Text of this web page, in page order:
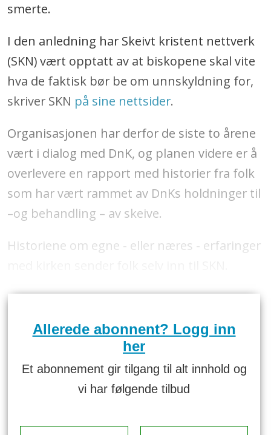
smerte.
I den anledning har Skeivt kristent nettverk
(SKN) vært opptatt av at biskopene skal vite
hva de faktisk bør be om unnskyldning for,
skriver SKN på sine nettsider.
Organisasjonen har derfor de siste to årene
vært i dialog med DnK, og planen videre er å
overlevere en rapport med historier fra folk
som har vært rammet av DnKs holdninger til
–og behandling – av skeive.
Historiene om egne - eller næres - erfaringer
Allerede abonnent? Logg inn
her
Et abonnement gir tilgang til alt innhold og
vi har følgende tilbud